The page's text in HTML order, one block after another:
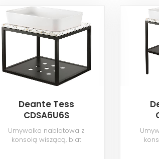
Deante Tess
CDSA6U6S
Umywalka nablatowa z
konsolą wiszącą, blat